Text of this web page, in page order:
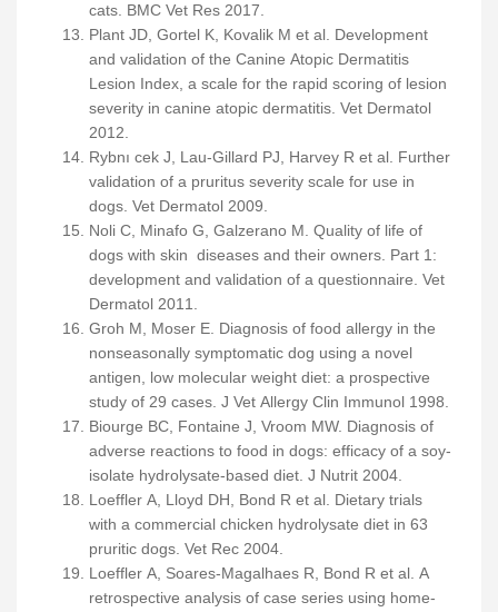
cats. BMC Vet Res 2017.
Plant JD, Gortel K, Kovalik M et al. Development
and validation of the Canine Atopic Dermatitis
Lesion Index, a scale for the rapid scoring of lesion
severity in canine atopic dermatitis. Vet Dermatol
2012.
Rybnı cek J, Lau-Gillard PJ, Harvey R et al. Further
validation of a pruritus severity scale for use in
dogs. Vet Dermatol 2009.
Noli C, Minafo G, Galzerano M. Quality of life of
dogs with skin diseases and their owners. Part 1:
development and validation of a questionnaire. Vet
Dermatol 2011.
Groh M, Moser E. Diagnosis of food allergy in the
nonseasonally symptomatic dog using a novel
antigen, low molecular weight diet: a prospective
study of 29 cases. J Vet Allergy Clin Immunol 1998.
Biourge BC, Fontaine J, Vroom MW. Diagnosis of
adverse reactions to food in dogs: efficacy of a soy-
isolate hydrolysate-based diet. J Nutrit 2004.
Loeffler A, Lloyd DH, Bond R et al. Dietary trials
with a commercial chicken hydrolysate diet in 63
pruritic dogs. Vet Rec 2004.
Loeffler A, Soares-Magalhaes R, Bond R et al. A
retrospective analysis of case series using home-